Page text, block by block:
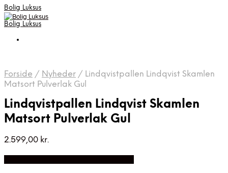
Bolig Luksus
Bolig Luksus
Forside / Nyheder / Lindqvistpallen Lindqvist Skamlen
Matsort Pulverlak Gul
Lindqvistpallen Lindqvist Skamlen
Matsort Pulverlak Gul
2.599,00 kr.